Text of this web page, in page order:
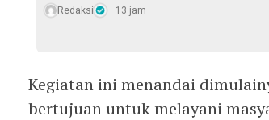
Redaksi 13 jam
Kegiatan ini menandai
bertujuan untuk melayani